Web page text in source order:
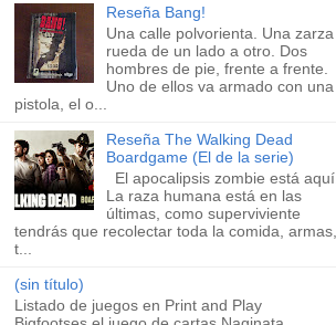
Reseña Bang!
Una calle polvorienta. Una zarza
rueda de un lado a otro. Dos
hombres de pie, frente a frente.
Uno de ellos va armado con una
pistola, el o...
Reseña The Walking Dead
Boardgame (El de la serie)
El apocalipsis zombie está aquí.
La raza humana está en las
últimas, como superviviente
tendrás que recolectar toda la comida, armas,
t...
(sin título)
Listado de juegos en Print and Play